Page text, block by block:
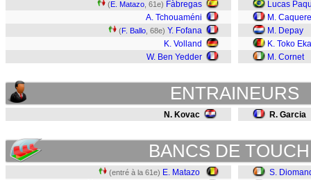
(E. Matazo , 61e) Fàbregas
A. Tchouaméni
(F. Ballo , 68e) Y. Fofana
K. Volland
W. Ben Yedder
Lucas
M.
M. Depay
K. Toko
M. Cornet
ENTRAINEURS
N. Kovac R. Garcia
BANCS DE
(entré à la 61e) E. Matazo
S.